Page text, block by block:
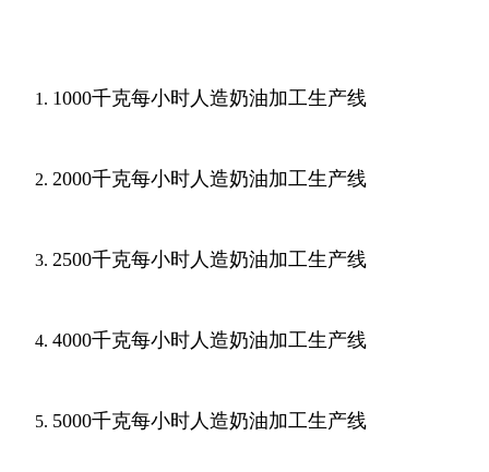
1000千克每小时人造奶油加工生产线
2000千克每小时人造奶油加工生产线
2500千克每小时人造奶油加工生产线
4000千克每小时人造奶油加工生产线
5000千克每小时人造奶油加工生产线